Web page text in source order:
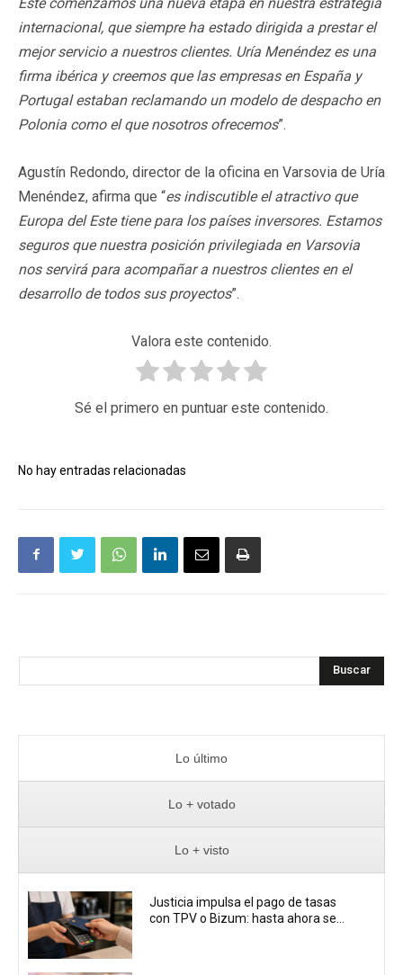
internacional, que siempre ha estado dirigida a prestar el
mejor servicio a nuestros clientes. Uría Menéndez es una
firma ibérica y creemos que las empresas en España y
Portugal estaban reclamando un modelo de despacho en
Polonia como el que nosotros ofrecemos”.
Agustín Redondo, director de la oficina en Varsovia de Uría
Menéndez, afirma que “es indiscutible el atractivo que
Europa del Este tiene para los países inversores. Estamos
seguros que nuestra posición privilegiada en Varsovia
nos servirá para acompañar a nuestros clientes en el
desarrollo de todos sus proyectos”.
Valora este contenido.
Sé el primero en puntuar este contenido.
No hay entradas relacionadas
Buscar
Lo último
Lo + votado
Lo + visto
Justicia impulsa el pago de tasas
con TPV o Bizum: hasta ahora se...